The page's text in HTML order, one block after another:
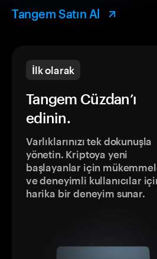
Tangem Satın Al
İlk olarak
Tangem Cüzdan’ı
edinin.
Varlıklarınızı tek dokunuşla
yönetin. Kriptoya yeni
başlayanlar için
ve deneyimli kullanıcılar
harika bir deneyim sunar.